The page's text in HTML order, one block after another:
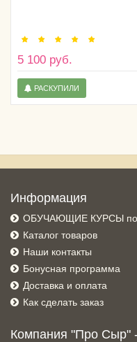
5 100 руб.
РАСКУПИЛИ
Информация
ОБУЧАЮЩИЕ КУРСЫ по
Каталог товаров
Наши контакты
Бонусная программа
Доставка и оплата
Как сделать заказ
Компания "Про Сыр"